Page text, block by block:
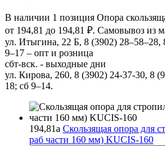
В наличии 1 позиция Опора
от 194,81 до 194,81 ₽. Самовывоз из
ул. Итыгина, 22 Б, 8 (3902) 28‒58‒28,
9–17 – опт и розница
сбт-вск. - выходные дни
ул. Кирова, 260, 8 (3902) 24-37-30, 8
18; сб 9–14.
194,81a Скользящая опора для
раб части 160 мм) KUCIS-160